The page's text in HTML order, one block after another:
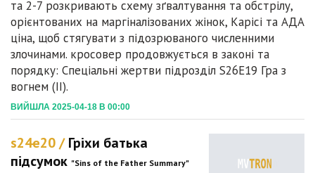
та 2-7 розкривають схему зґвалтування та обстрілу,
орієнтованих на маргіналізованих жінок, Карісі та АДА
ціна, щоб стягувати з підозрюваного численними
злочинами. кросовер продовжується в законі та
порядку: Спеціальні жертви підрозділ S26E19 Гра з
вогнем (II).
ВИЙШЛА 2025-04-18 В 00:00
s24e20 /Гріхи батька
підсумок "Sins of the Father Summary"